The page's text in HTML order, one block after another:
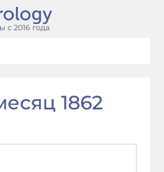
с 2016 года
1862